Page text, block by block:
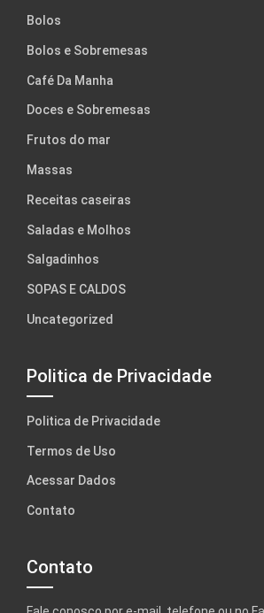
Bolos
Bolos e Sobremesas
Café Da Manha
Doces e Sobremesas
Frutos do mar
Massas
Receitas caseiras
Saladas e Molhos
Salgadinhos
SOPAS E CALDOS
Uncategorized
Politica de Privacidade
Politica de Privacidade
Termos de Uso
Acessar Dados
Contato
Contato